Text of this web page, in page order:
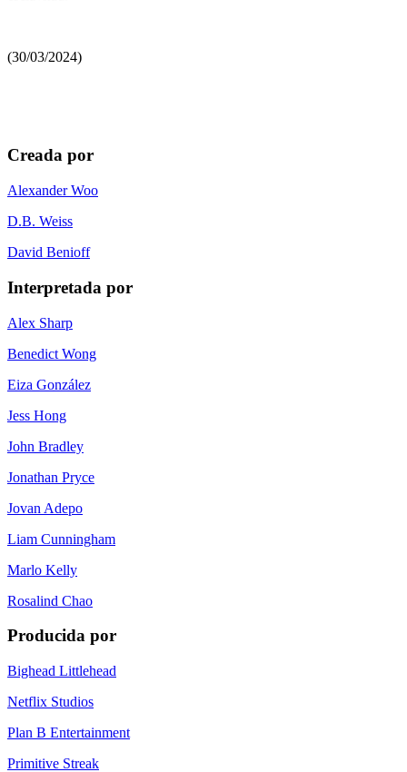
(30/03/2024)
Creada por
Alexander Woo
D.B. Weiss
David Benioff
Interpretada por
Alex Sharp
Benedict Wong
Eiza González
Jess Hong
John Bradley
Jonathan Pryce
Jovan Adepo
Liam Cunningham
Marlo Kelly
Rosalind Chao
Producida por
Bighead Littlehead
Netflix Studios
Plan B Entertainment
Primitive Streak